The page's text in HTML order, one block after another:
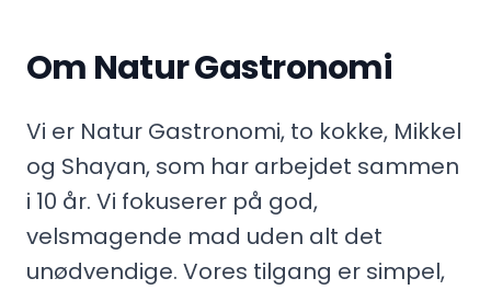
Om Natur Gastronomi
Vi er Natur Gastronomi, to kokke, Mikkel
og Shayan, som har arbejdet sammen
i 10 år. Vi fokuserer på god,
velsmagende mad uden alt det
unødvendige. Vores tilgang er simpel,